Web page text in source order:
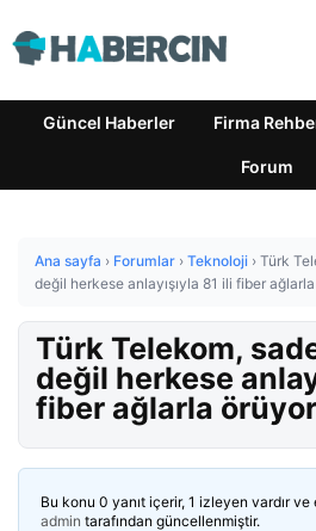
Güncel Haberler Firma
Forum
Ana sayfa › Forumlar › Teknoloji › Türk
değil herkese anlayışıyla 81 ili fiber
Türk Telekom,
değil herkese
fiber ağlarla örüyor
Bu konu 0 yanıt içerir, 1 izleyen vardır ve
admin tarafından güncellenmiştir.